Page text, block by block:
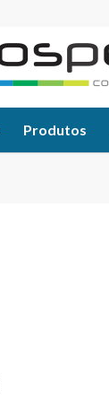
Produtos